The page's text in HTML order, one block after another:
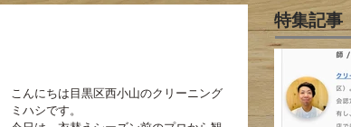
こんにちは目黒区西小山のクリーニング
ミハシです。
特集記事